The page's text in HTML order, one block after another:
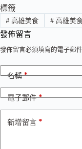
標籤
#高雄美食 #高雄美
發佈留言
發佈留言必須填寫的電子郵
名稱*
電子郵件*
新增留言 *